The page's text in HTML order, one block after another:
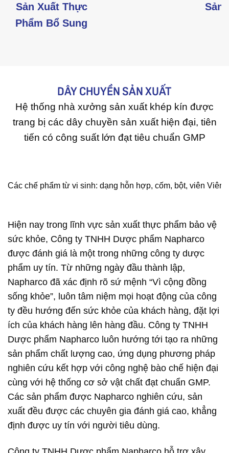
Sản Xuất Thực
Phẩm Bổ Sung
Sản
DÂY CHUYỀN SẢN XUẤT
Hệ thống nhà xưởng sản xuất khép kín được
trang bị các dây chuyền sản xuất hiện đại, tiên
tiến có công suất lớn đạt tiêu chuẩn GMP
Các chế phẩm từ vi sinh: dạng hỗn hợp, cốm, bột, viên Viên
Hiện nay trong lĩnh vực sản xuất thực phẩm bảo vệ
sức khỏe, Công ty TNHH Dược phẩm Napharco
được đánh giá là một trong những công ty dược
phẩm uy tín. Từ những ngày đầu thành lập,
Napharco đã xác định rõ sứ mệnh “Vì cộng đồng
sống khỏe”, luôn tâm niệm mọi hoạt động của công
ty đều hướng đến sức khỏe của khách hàng, đặt lợi
ích của khách hàng lên hàng đầu. Công ty TNHH
Dược phẩm Napharco luôn hướng tới tạo ra những
sản phẩm chất lượng cao, ứng dụng phương pháp
nghiên cứu kết hợp với công nghệ bào chế hiện đại
cùng với hệ thống cơ sở vật chất đạt chuẩn GMP.
Các sản phẩm được Napharco nghiên cứu, sản
xuất đều được các chuyên gia đánh giá cao, khẳng
định được uy tín với người tiêu dùng.